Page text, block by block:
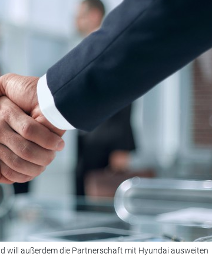
will außerdem die Partnerschaft mit Hyundai ausweiten